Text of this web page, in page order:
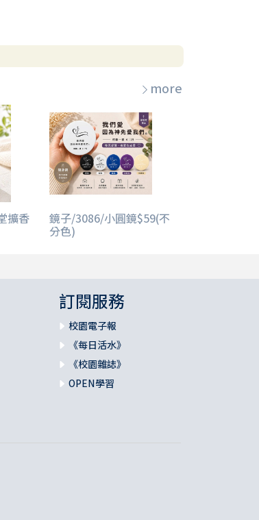
more
擴香 鏡子/3086/小圓鏡$59(不
分色)
訂閱服務
校園電子報
《每日活水》
《校園雜誌》
OPEN學習